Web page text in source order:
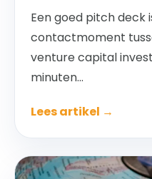
Een goed pitch
contactmoment
venture capital
minuten...
Lees artikel →